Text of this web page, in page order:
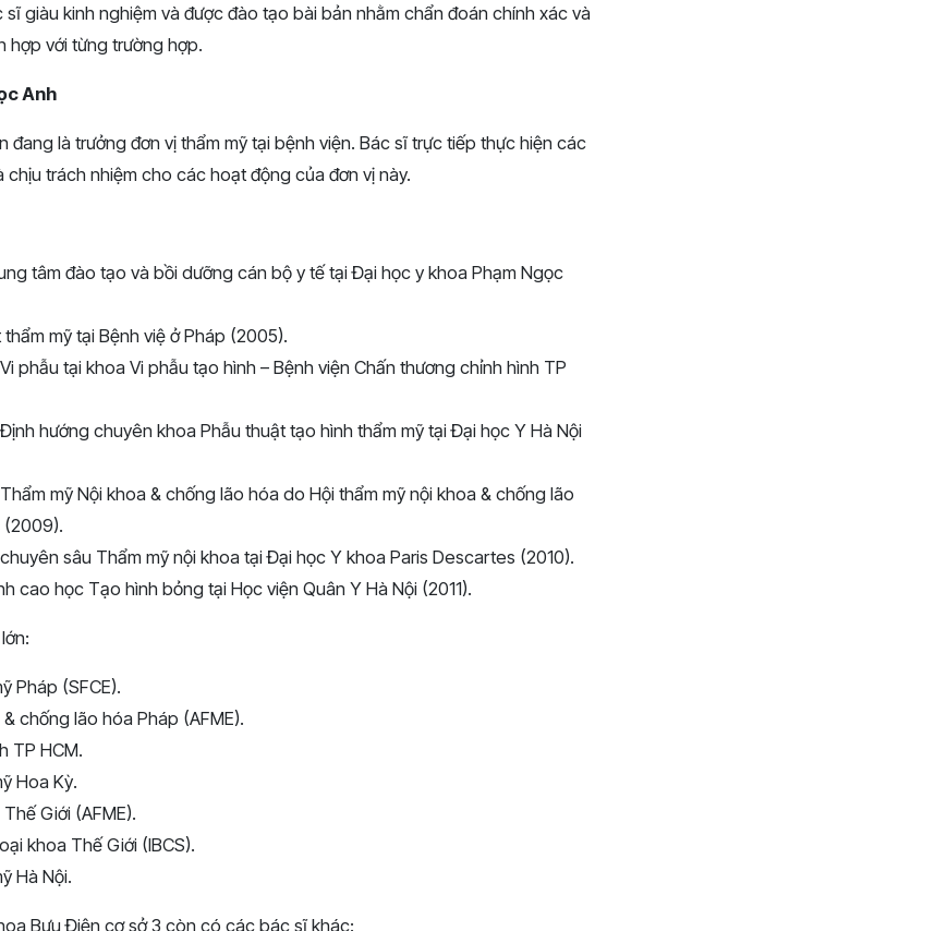
giàu kinh nghiệm và được đào tạo bài bản nhằm chẩn đoán chính xác và
hợp với từng trường hợp.
Anh
đang là trưởng đơn vị thẩm mỹ tại bệnh viện. Bác sĩ trực tiếp thực hiện các
trách nhiệm cho các hoạt động của đơn vị này.
tâm đào tạo và bồi dưỡng cán bộ y tế tại Đại học y khoa Phạm Ngọc
mỹ tại Bệnh việ ở Pháp (2005).
phẫu tại khoa Vi phẫu tạo hình – Bệnh viện Chấn thương chỉnh hình TP
hướng chuyên khoa Phẫu thuật tạo hình thẩm mỹ tại Đại học Y Hà Nội
mỹ Nội khoa & chống lão hóa do Hội thẩm mỹ nội khoa & chống lão
(2009).
sâu Thẩm mỹ nội khoa tại Đại học Y khoa Paris Descartes (2010).
cao học Tạo hình bỏng tại Học viện Quân Y Hà Nội (2011).
Pháp (SFCE).
chống lão hóa Pháp (AFME).
TP HCM.
Hoa Kỳ.
Giới (AFME).
khoa Thế Giới (IBCS).
Hà Nội.
Bưu Điện cơ sở 3 còn có các bác sĩ khác: